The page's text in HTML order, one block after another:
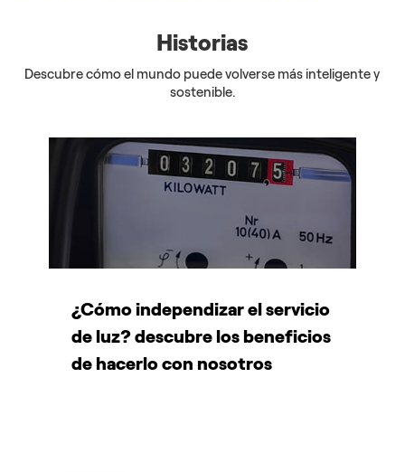
Historias
Descubre cómo el mundo puede volverse más inteligente y
sostenible.
¿Cómo independizar el servicio
de luz? descubre los beneficios
de hacerlo con nosotros